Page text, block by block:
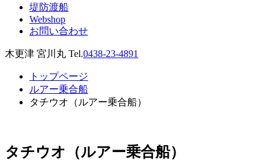
堤防渡船
Webshop
お問い合わせ
木更津 宮川丸 Tel.0438-23-4891
トップページ
ルアー乗合船
タチウオ（ルアー乗合船）
タチウオ（ルアー乗合船）